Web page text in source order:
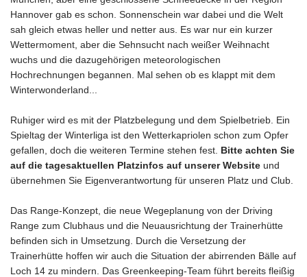
Hannover gab es schon. Sonnenschein war dabei und die Welt
sah gleich etwas heller und netter aus. Es war nur ein kurzer
Wettermoment, aber die Sehnsucht nach weißer Weihnacht
wuchs und die dazugehörigen meteorologischen
Hochrechnungen begannen. Mal sehen ob es klappt mit dem
Winterwonderland...
Ruhiger wird es mit der Platzbelegung und dem Spielbetrieb. Ein
Spieltag der Winterliga ist den Wetterkapriolen schon zum Opfer
gefallen, doch die weiteren Termine stehen fest. Bitte achten Sie
auf die tagesaktuellen Platzinfos auf unserer Website und
übernehmen Sie Eigenverantwortung für unseren Platz und Club.
Das Range-Konzept, die neue Wegeplanung von der Driving
Range zum Clubhaus und die Neuausrichtung der Trainerhütte
befinden sich in Umsetzung. Durch die Versetzung der
Trainerhütte hoffen wir auch die Situation der abirrenden Bälle auf
Loch 14 zu mindern. Das Greenkeeping-Team führt bereits fleißig